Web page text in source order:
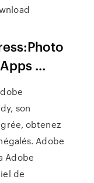
...
son
obtenez
Adobe
Adobe
de